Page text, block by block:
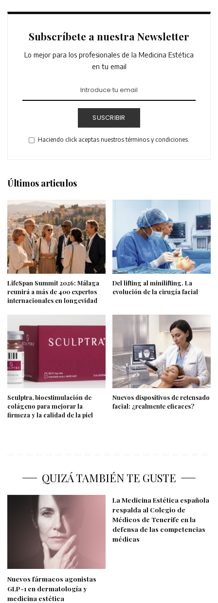
Subscríbete a nuestra Newsletter
Lo mejor para los profesionales de la Medicina Estética
en tu email
SUSCRIBIR
Haciendo click aceptas nuestros términos y condiciones.
Últimos articulos
LifeSpan Summit 2026: Málaga
reunirá a más de 400 expertos
internacionales en longevidad
Del lifting al minilifting. La
evolución de la cirugía facial
Sculptra, bioestimulación de
colágeno para mejorar la
firmeza y la calidad de la piel
Nuevos dispositivos de retensado
facial: ¿realmente eficaces?
QUIZÁ TAMBIÉN TE GUSTE
Nuevos fármacos agonistas
GLP-1 en dermatología y
medicina estética
La Medicina Estética española
respalda al Colegio de
Médicos de Tenerife en la
defensa de las competencias
médicas